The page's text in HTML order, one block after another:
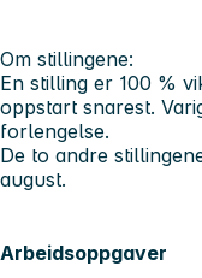
Om stillingene:
En stilling er 100 %
oppstart snarest.
forlengelse.
De to andre
august.
Arbeidsoppgaver